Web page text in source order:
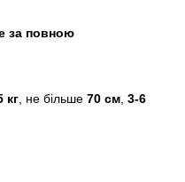
за повною
кг , не більше 70 см 3-6